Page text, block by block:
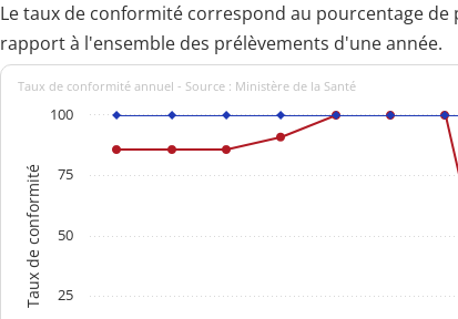
Le taux de conformité correspond au pourcentage
rapport à l'ensemble des prélèvements d'une année.
Taux de conformité
Taux de conformité annuel - Source : Ministère de la Santé
25
50
75
100